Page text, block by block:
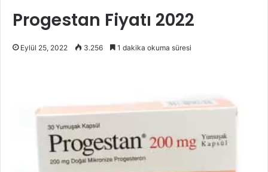
Progestan Fiyatı 2022
Eylül 25, 2022 3.256 1 dakika okuma süresi